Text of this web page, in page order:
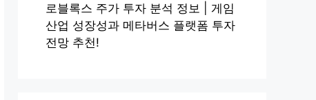
로블록스 주가 투자 분석 정보 | 게임
산업 성장성과 메타버스 플랫폼 투자
전망 추천!